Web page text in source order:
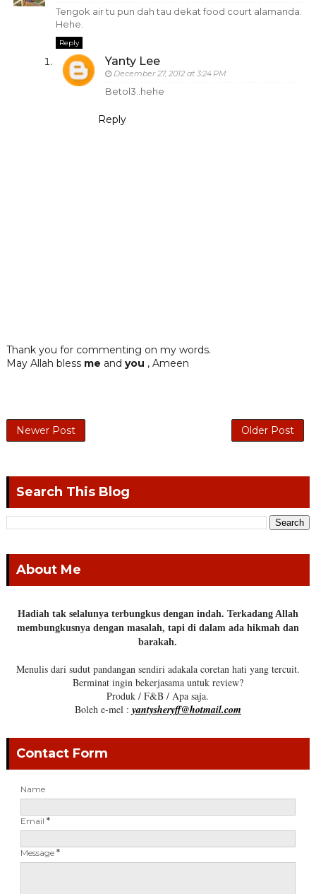
Tengok air tu pun dah tau dekat food court alamanda.
Hehe.
Reply
Yanty Lee
December 27, 2012 at 3:24 PM
Betol3..hehe
Reply
Thank you for commenting on my words.
May Allah bless me and you , Ameen
Newer Post Older Post
Search This Blog
About Me
Hadiah tak selalunya terbungkus dengan indah. Terkadang Allah
membungkusnya dengan masalah, tapi di dalam ada hikmah dan
barakah.
Menulis dari sudut pandangan sendiri adakala coretan hati yang tercuit.
Berminat ingin bekerjasama untuk review?
Produk / F&B / Apa saja.
Boleh e-mel : yantysheryff@hotmail.com
Contact Form
Name
Email *
Message *